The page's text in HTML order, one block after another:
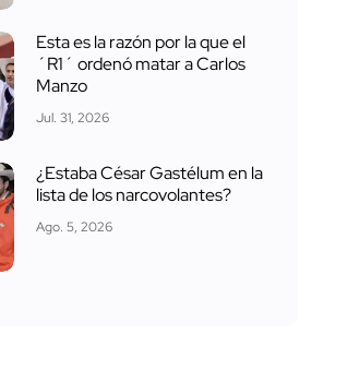
Esta es la razón por la que el
´R1´ ordenó matar a Carlos
Manzo
Jul. 31, 2026
¿Estaba César Gastélum en la
lista de los narcovolantes?
Ago. 5, 2026